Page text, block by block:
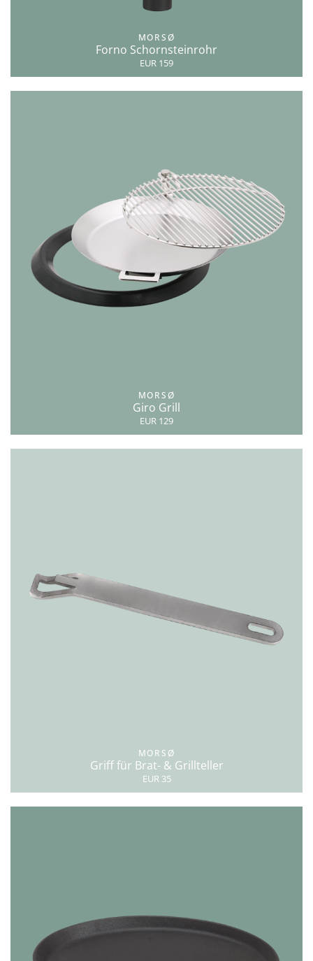
MORSØ
Forno Schornsteinrohr
EUR 159
MORSØ
Giro Grill
EUR 129
MORSØ
Griff für Brat- & Grillteller
EUR 35